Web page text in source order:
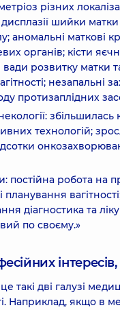
різних
шийки матки
маткові
органів; кісти
вади розвитку
незапальні
протизаплідних
збільшилась
технологій;
постійна робота на
планування
діагностика та
по своєму.»
інтересів,
такі дві галузі
Наприклад, якщо в